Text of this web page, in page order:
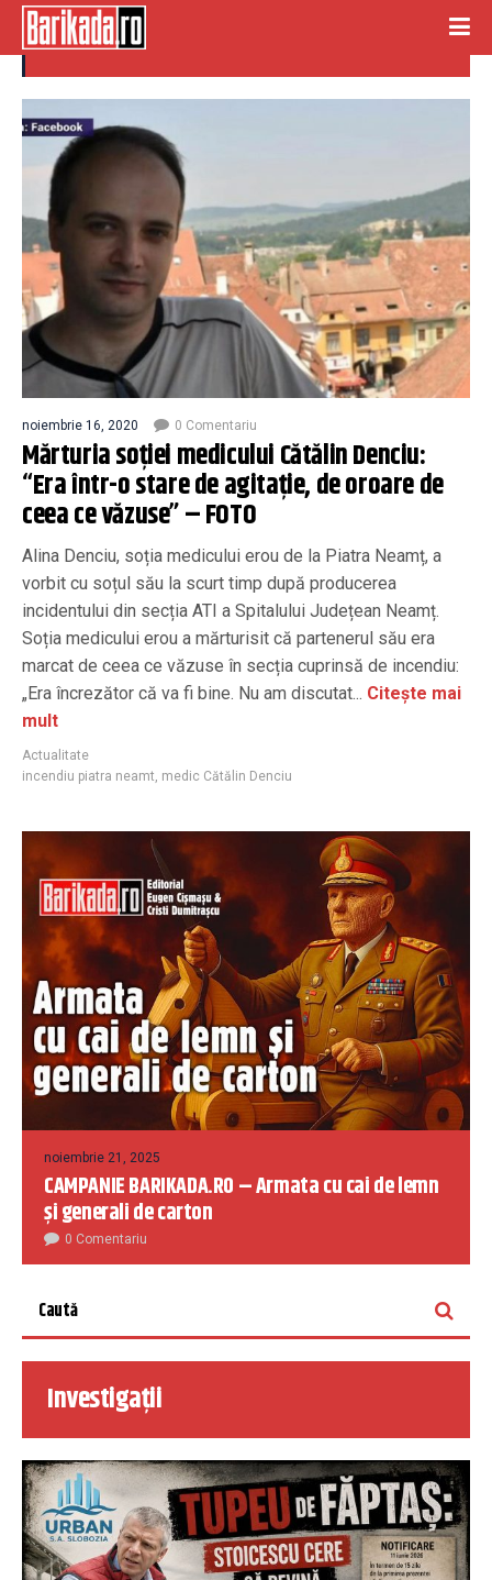
medic Cătălin Denciu
noiembrie 16, 2020 0 Comentariu
Mărturia soției medicului Cătălin Denciu:
“Era într-o stare de agitație, de oroare de
ceea ce văzuse” – FOTO
Alina Denciu, soția medicului erou de la Piatra Neamț, a
vorbit cu soțul său la scurt timp după producerea
incidentului din secția ATI a Spitalului Județean Neamț.
Soția medicului erou a mărturisit că partenerul său era
marcat de ceea ce văzuse în secția cuprinsă de incendiu:
„Era încrezător că va fi bine. Nu am discutat... Citește mai
mult
Actualitate
incendiu piatra neamt, medic Cătălin Denciu
noiembrie 21, 2025
CAMPANIE BARIKADA.RO – Armata cu cai de lemn
și generali de carton
0 Comentariu
Investigații